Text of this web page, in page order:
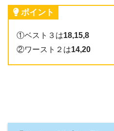
ポイント
①ベスト３は18,15,8
②ワースト２は14,20